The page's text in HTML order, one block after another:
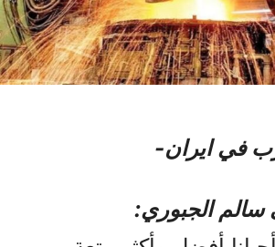
في ایران-
سالم الجبوري: